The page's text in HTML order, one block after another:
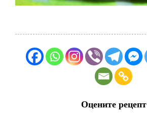
Оцените рецепт